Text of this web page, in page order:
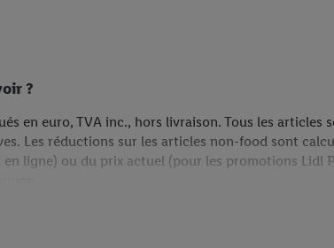
?
en euro, TVA inc., hors livraison. Tous les
Les réductions sur les articles non-food sont
en ligne) ou du prix actuel (pour les promotions